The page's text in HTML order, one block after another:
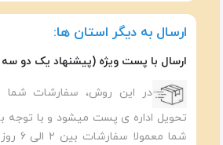
ارسال به دیگر استان ها:
ارسال با پست ویژه (پیشنهاد یک دو
در این روش، سفارشات شما
تحویل اداره ی پست میشود و با توجه
شما